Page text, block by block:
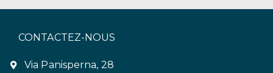
CONTACTEZ-NOUS
Via Panisperna, 28